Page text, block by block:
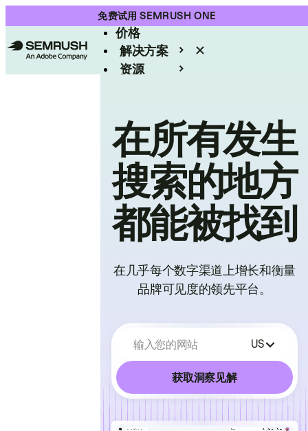
免费试用 SEMRUSH ONE
产品
价格
解决方案
资源
在所有发生
搜索的地方
都能被找到
在几乎每个数字渠道上增长和衡量
品牌可见度的领先平台。
输入您的网站 US
获取洞察见解